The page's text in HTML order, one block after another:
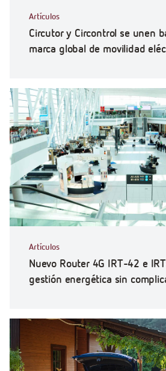
Artículos
Circutor y Circontrol se unen
marca global de movilidad
Artículos
Nuevo Router 4G IRT-42 e
gestión energética sin